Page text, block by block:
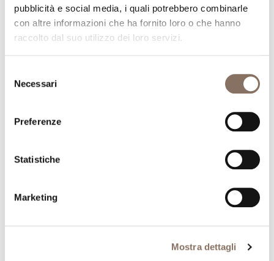
pubblicità e social media, i quali potrebbero combinarle
con altre informazioni che ha fornito loro o che hanno
raccolto dal suo utilizzo dei loro servizi.
delNecessari
Preferenze
Statistiche
Marketing
Mostra dettagli
Nella rivista TRENDS di Agosto 2015 si trova un intero
, realizzato da